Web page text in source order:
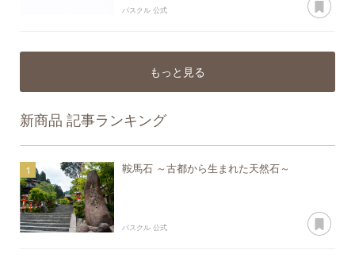
パスクル 公式
もっと見る
新商品 記事ランキング
鞍馬石 ～古都から生まれた天然石～
パスクル 公式